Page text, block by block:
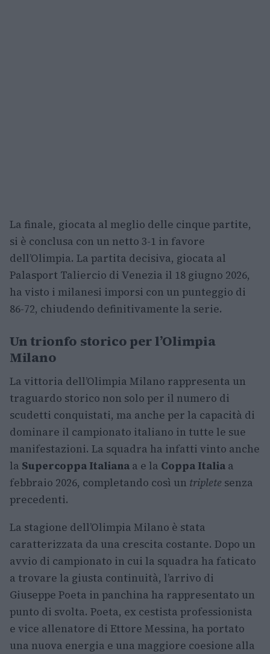
La finale, giocata al meglio delle cinque partite,
si è conclusa con un netto 3-1 in favore
dell’Olimpia. La partita decisiva, giocata al
Palasport Taliercio di Venezia il 18 giugno 2026,
ha visto i milanesi imporsi con un punteggio di
86-72, chiudendo definitivamente la serie.
Un trionfo storico per l’Olimpia
Milano
La vittoria dell’Olimpia Milano rappresenta un
traguardo storico non solo per il numero di
scudetti conquistati, ma anche per la capacità di
dominare il campionato italiano in tutte le sue
manifestazioni. La squadra ha infatti vinto anche
la Supercoppa Italiana a e la Coppa Italia a
febbraio 2026, completando così un triplete senza
precedenti.
La stagione dell’Olimpia Milano è stata
caratterizzata da una crescita costante. Dopo un
avvio di campionato in cui la squadra ha faticato
a trovare la giusta continuità, l’arrivo di
Giuseppe Poeta in panchina ha rappresentato un
punto di svolta. Poeta, ex cestista professionista
e vice allenatore di Ettore Messina, ha portato
una nuova energia e una maggiore coesione alla